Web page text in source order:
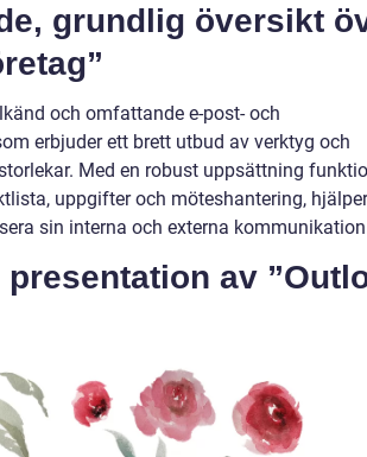
grundlig översikt
och omfattande e-post- och
erbjuder ett brett utbud av verktyg och
Med en robust uppsättning
uppgifter och möteshantering, hjälper
sin interna och externa
av